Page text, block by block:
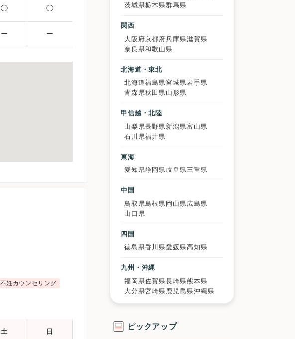
◯ ◯
ー ー
不妊カウンセリング
土 日
茨城県栃木県群馬県
関西
大阪府京都府兵庫県滋賀県
奈良県和歌山県
北海道・東北
北海道福島県宮城県岩手県
青森県秋田県山形県
甲信越・北陸
山梨県長野県 新潟県富山県
石川県福井県
東海
愛知県静岡県岐阜県三重県
中国
鳥取県島根県 岡山県 広島県
山口県
四国
徳島県香川県愛媛県高知県
九州・沖縄
福岡県佐賀県長崎県 熊本県
大分県宮崎県 鹿児島県沖縄県
ピックアップ